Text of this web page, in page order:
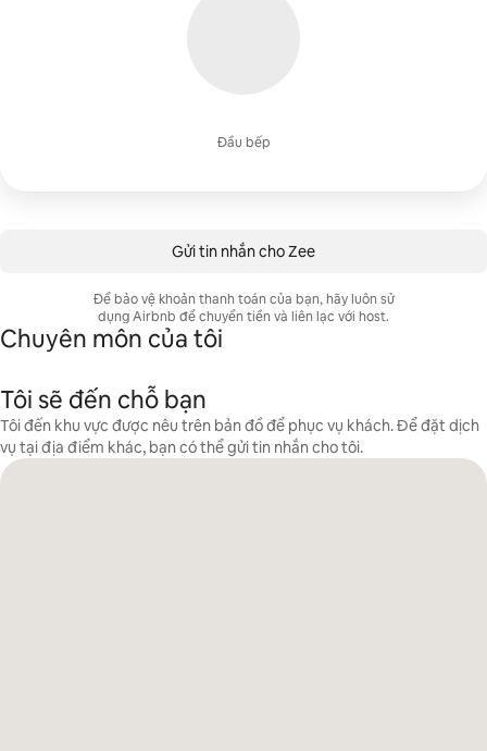
Đầu bếp
Gửi tin nhắn cho Zee
Để bảo vệ khoản thanh toán của bạn, hãy luôn sử
dụng Airbnb để chuyển tiền và liên lạc với host.
Chuyên môn của tôi
Tôi sẽ đến chỗ bạn
Tôi đến khu vực được nêu trên bản đồ để phục vụ khách. Để đặt dịch
vụ tại địa điểm khác, bạn có thể gửi tin nhắn cho tôi.